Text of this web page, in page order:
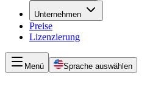
Unternehmen
Preise
Lizenzierung
Menü Sprache auswählen